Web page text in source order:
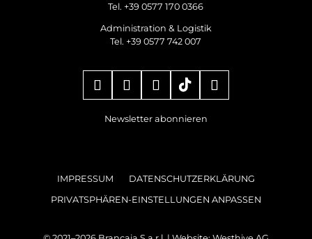
Tel. +39 0577 170 0366
Administration & Logistik
Tel. +39 0577 742 007
Newsletter abonnieren
IMPRESSUM
DATENSCHUTZERKLÄRUNG
PRIVATSPHÄREN-EINSTELLUNGEN ANPASSEN